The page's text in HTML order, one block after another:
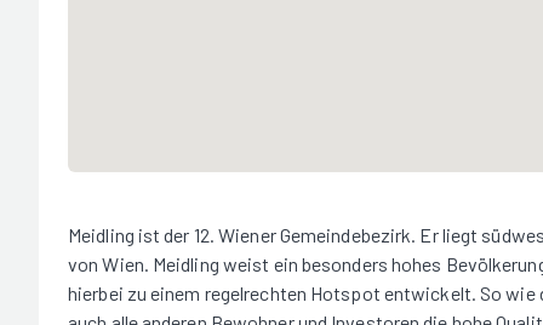
Meidling ist der 12. Wiener Gemeindebezirk. Er liegt
von Wien. Meidling weist ein besonders hohes
hierbei zu einem regelrechten Hotspot entwickelt. So